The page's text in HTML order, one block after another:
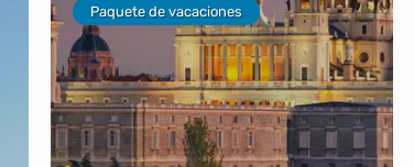
Paquete de vacaciones